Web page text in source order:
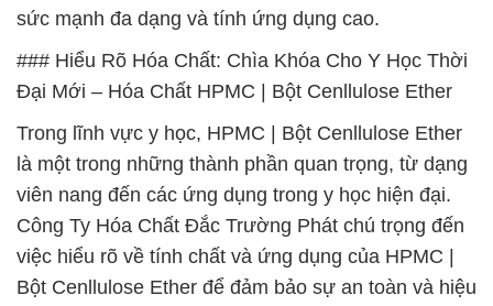
sức mạnh đa dạng và tính ứng dụng cao.
### Hiểu Rõ Hóa Chất: Chìa Khóa Cho Y Học Thời
Đại Mới – Hóa Chất HPMC | Bột Cenllulose Ether
Trong lĩnh vực y học, HPMC | Bột Cenllulose Ether
là một trong những thành phần quan trọng, từ dạng
viên nang đến các ứng dụng trong y học hiện đại.
Công Ty Hóa Chất Đắc Trường Phát chú trọng đến
việc hiểu rõ về tính chất và ứng dụng của HPMC |
Bột Cenllulose Ether để đảm bảo sự an toàn và hiệu